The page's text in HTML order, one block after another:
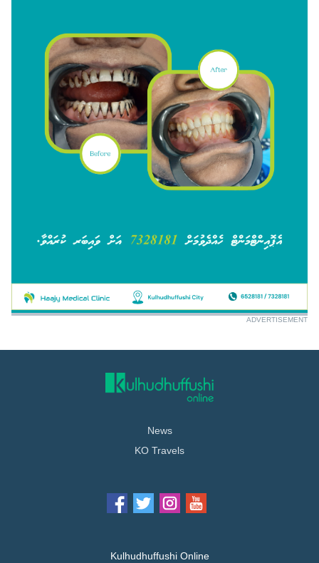
ADVERTISEMENT
News
KO Travels
Kulhudhuffushi Online